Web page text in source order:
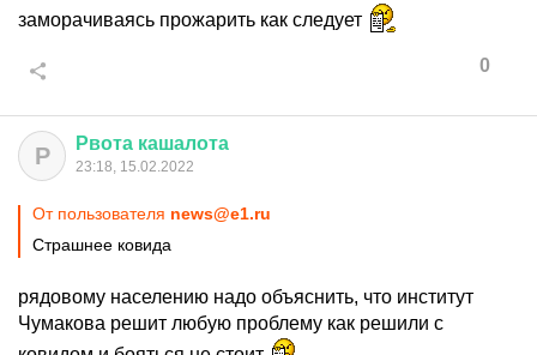
заморачиваясь прожарить как следует
0
Р Рвота кашалота
23:18, 15.02.2022
От пользователя news@e1.ru
Страшнее ковида
рядовому населению надо объяснить, что институт
Чумакова решит любую проблему как решили с